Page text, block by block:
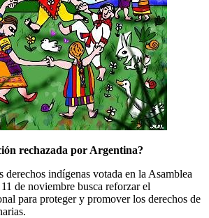
rechazada por Argentina?
derechos indígenas votada en la Asamblea
de noviembre busca reforzar el
para proteger y promover los derechos de